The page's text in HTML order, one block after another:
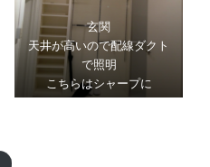
玄関
天井が高いので配線ダクト
で照明
こちらはシャープに